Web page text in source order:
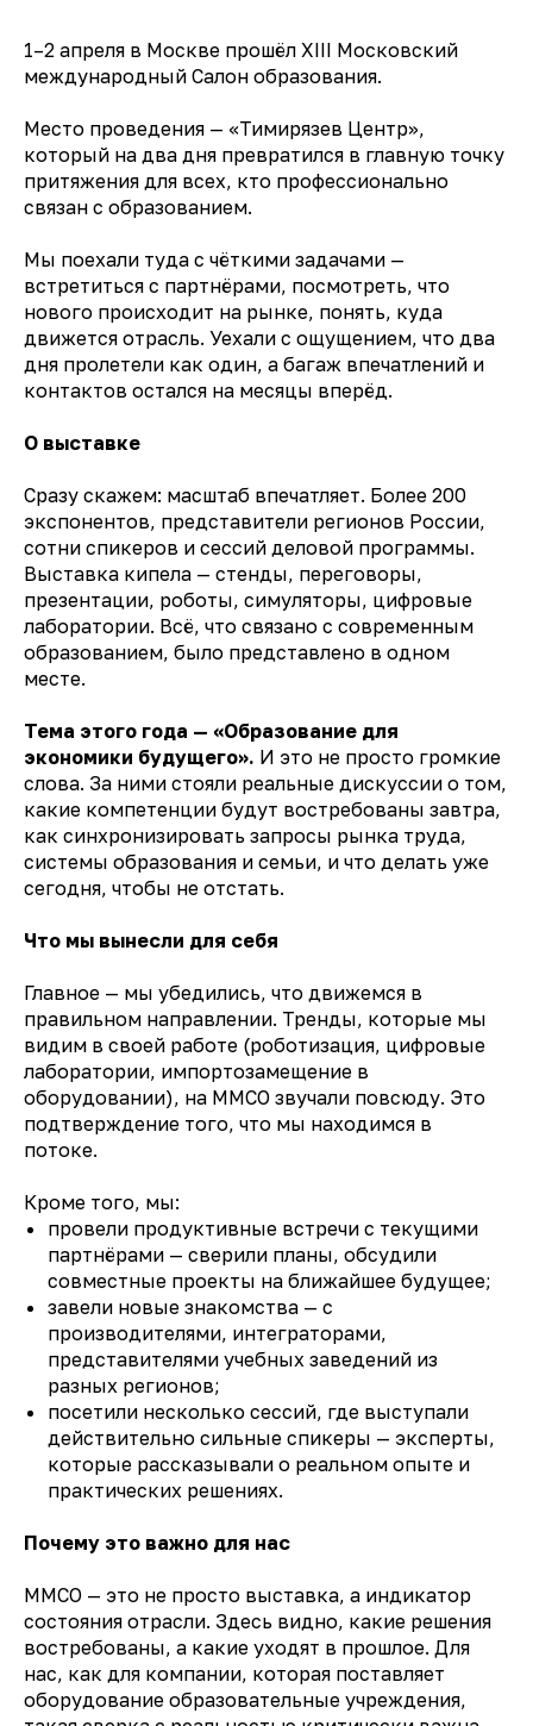
1–2 апреля в Москве прошёл XIII Московский
международный Салон образования.
Место проведения — «Тимирязев Центр»,
который на два дня превратился в главную точку
притяжения для всех, кто профессионально
связан с образованием.
Мы поехали туда с чёткими задачами —
встретиться с партнёрами, посмотреть, что
нового происходит на рынке, понять, куда
движется отрасль. Уехали с ощущением, что два
дня пролетели как один, а багаж впечатлений и
контактов остался на месяцы вперёд.
О выставке
Сразу скажем: масштаб впечатляет. Более 200
экспонентов, представители регионов России,
сотни спикеров и сессий деловой программы.
Выставка кипела — стенды, переговоры,
презентации, роботы, симуляторы, цифровые
лаборатории. Всё, что связано с современным
образованием, было представлено в одном
месте.
Тема этого года — «Образование для
экономики будущего». И это не просто громкие
слова. За ними стояли реальные дискуссии о том,
какие компетенции будут востребованы завтра,
как синхронизировать запросы рынка труда,
системы образования и семьи, и что делать уже
сегодня, чтобы не отстать.
Что мы вынесли для себя
Главное — мы убедились, что движемся в
правильном направлении. Тренды, которые мы
видим в своей работе (роботизация, цифровые
лаборатории, импортозамещение в
оборудовании), на ММСО звучали повсюду. Это
подтверждение того, что мы находимся в
потоке.
Кроме того, мы:
провели продуктивные встречи с текущими
партнёрами — сверили планы, обсудили
совместные проекты на ближайшее будущее;
завели новые знакомства — с
производителями, интеграторами,
представителями учебных заведений из
разных регионов;
посетили несколько сессий, где выступали
действительно сильные спикеры — эксперты,
которые рассказывали о реальном опыте и
практических решениях.
Почему это важно для нас
ММСО — это не просто выставка, а индикатор
состояния отрасли. Здесь видно, какие решения
востребованы, а какие уходят в прошлое. Для
нас, как для компании, которая поставляет
оборудование образовательные учреждения,